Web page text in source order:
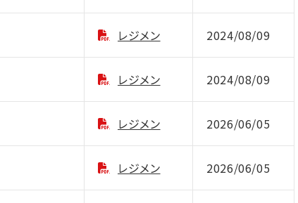
レジメン 2024/08/09
レジメン 2024/08/09
レジメン 2026/06/05
レジメン 2026/06/05